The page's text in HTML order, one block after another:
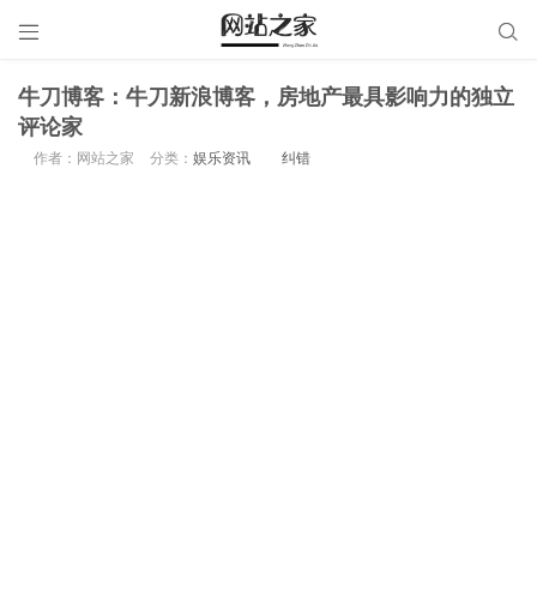
 
牛刀博客：牛刀新浪博客，房地产最具影响力的独立
评论家
作者：网站之家 分类： 娱乐资讯 纠错